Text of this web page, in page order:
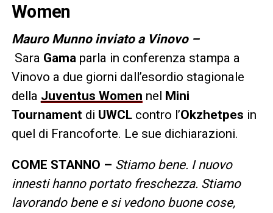
Women
Mauro Munno inviato a Vinovo –
Sara Gamaparla in conferenza stampa a
Vinovo a due giorni dall’esordio stagionale
della Juventus Women nel Mini
Tournamentdi UWCLcontro l’Okzhetpes in
quel di Francoforte. Le sue dichiarazioni.
COME STANNO – Stiamo bene. I nuovo
innesti hanno portato freschezza. Stiamo
lavorando bene e si vedono buone cose,